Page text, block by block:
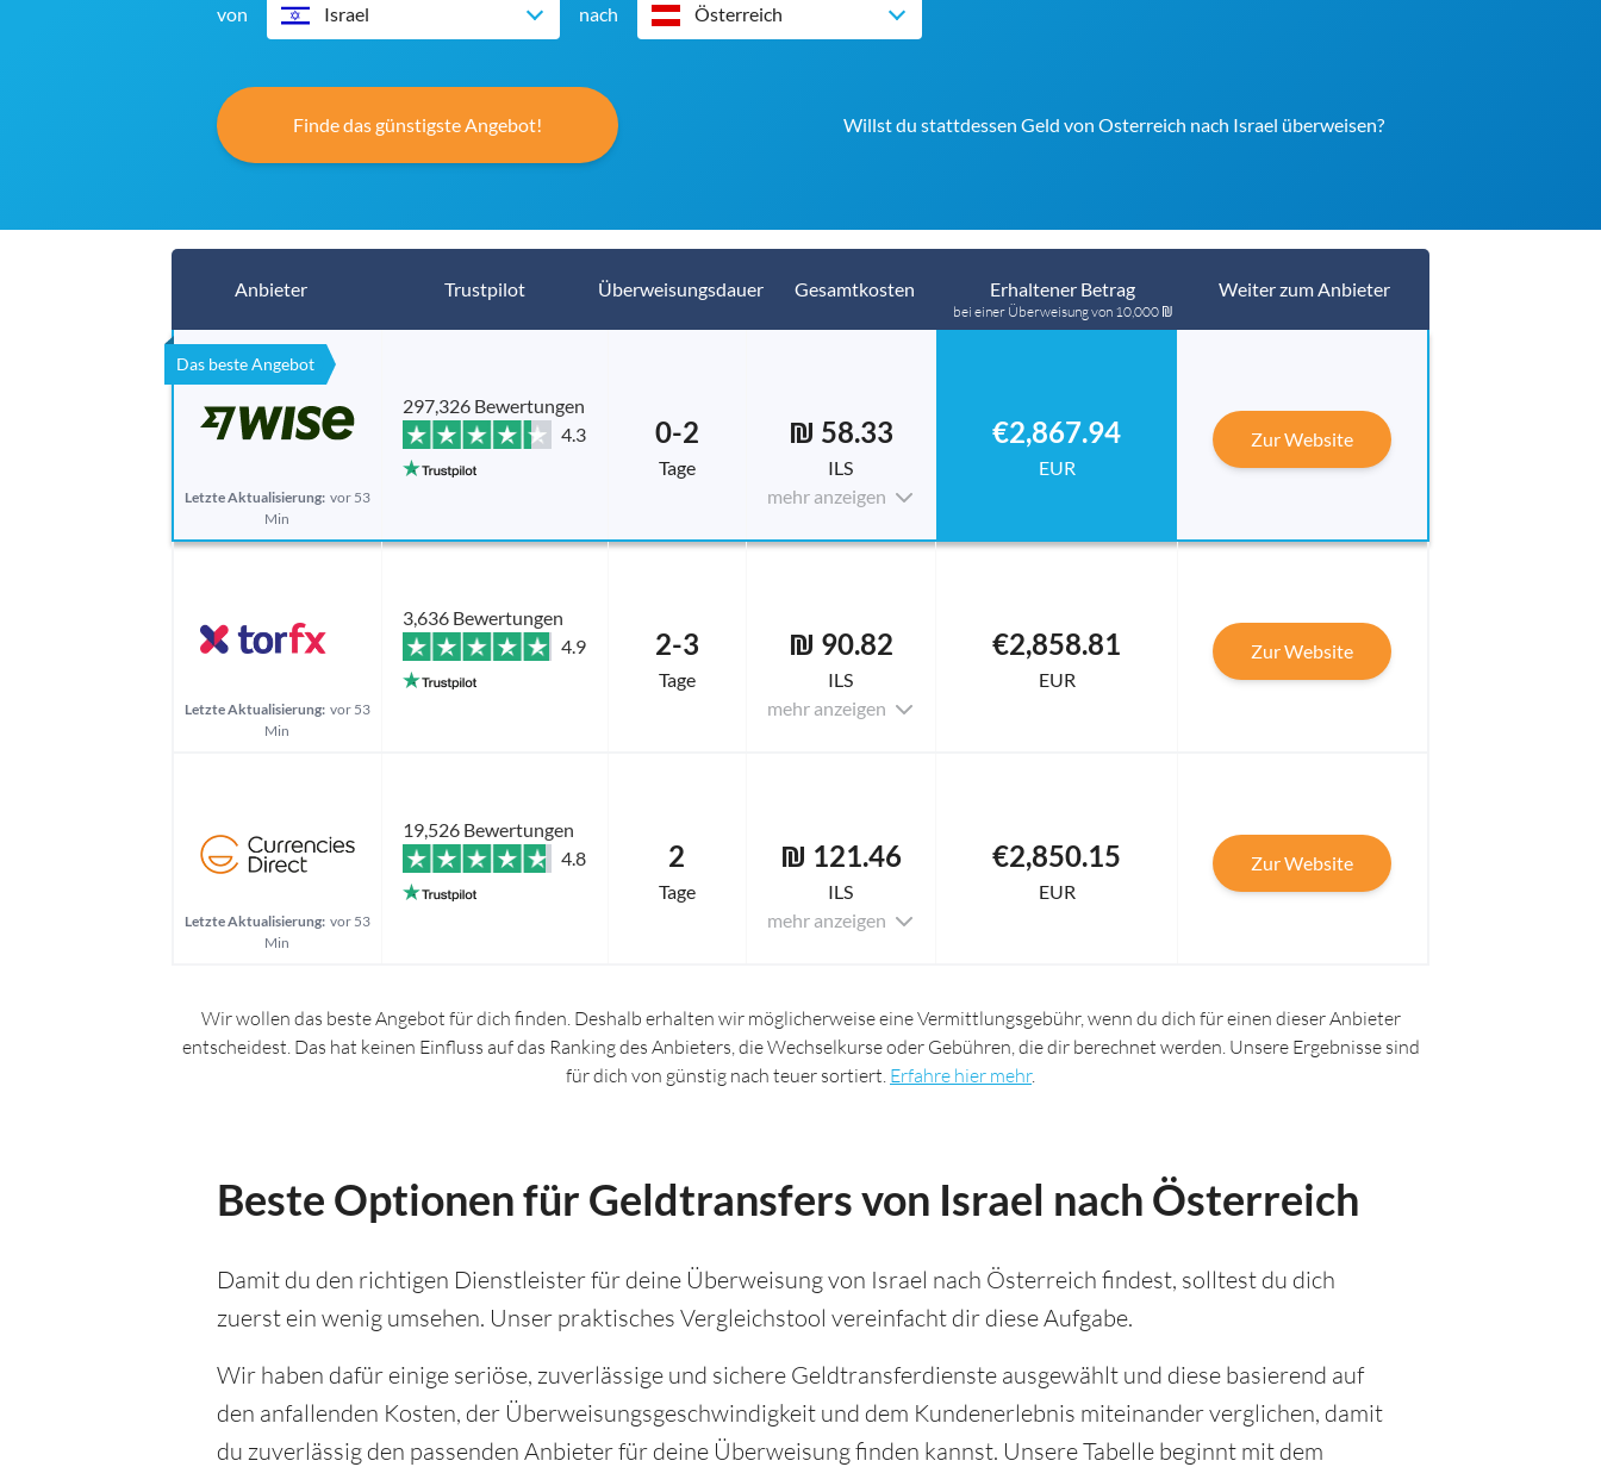
von Israel nach Österreich
Finde das günstigste Angebot! Willst du stattdessen Geld von Osterreich nach Israel überweisen?
Anbieter Trustpilot Überweisungsdauer Gesamtkosten Erhaltener Betrag
bei einer Überweisung von 10,000 ₪
Weiter zum Anbieter
Das beste Angebot
Letzte Aktualisierung: vor 53
Min
297,326 Bewertungen
4.3
0-2
Tage
₪ 58.33
ILS
mehr anzeigen
€2,867.94
EUR
Zur Website
Letzte Aktualisierung: vor 53
Min
3,636 Bewertungen
4.9
2-3
Tage
₪ 90.82
ILS
mehr anzeigen
€2,858.81
EUR
Zur Website
Letzte Aktualisierung: vor 53
Min
19,526 Bewertungen
4.8
2
Tage
₪ 121.46
ILS
mehr anzeigen
€2,850.15
EUR
Zur Website
Wir wollen das beste Angebot für dich finden. Deshalb erhalten wir möglicherweise eine Vermittlungsgebühr, wenn du dich für einen dieser Anbieter
entscheidest. Das hat keinen Einfluss auf das Ranking des Anbieters, die Wechselkurse oder Gebühren, die dir berechnet werden. Unsere Ergebnisse sind
für dich von günstig nach teuer sortiert. Erfahre hier mehr.
Beste Optionen für Geldtransfers von Israel nach Österreich
Damit du den richtigen Dienstleister für deine Überweisung von Israel nach Österreich findest, solltest du dich
zuerst ein wenig umsehen. Unser praktisches Vergleichstool vereinfacht dir diese Aufgabe.
Wir haben dafür einige seriöse, zuverlässige und sichere Geldtransferdienste ausgewählt und diese basierend auf
den anfallenden Kosten, der Überweisungsgeschwindigkeit und dem Kundenerlebnis miteinander verglichen, damit
du zuverlässig den passenden Anbieter für deine Überweisung finden kannst. Unsere Tabelle beginnt mit dem